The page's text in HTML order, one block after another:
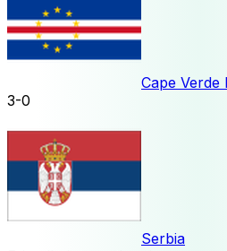
Cape Verde
3-0
Serbia